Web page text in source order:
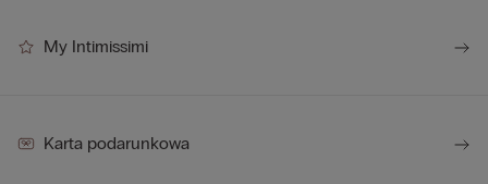
My Intimissimi
Karta podarunkowa